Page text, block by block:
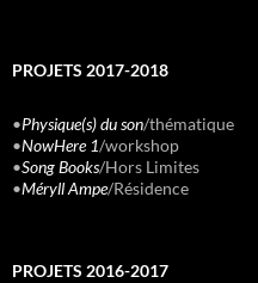
PROJETS 2017-2018
•Physique(s) du son/thématique
•NowHere 1/workshop
•Song Books/Hors Limites
•Méryll Ampe/Résidence
PROJETS 2016-2017